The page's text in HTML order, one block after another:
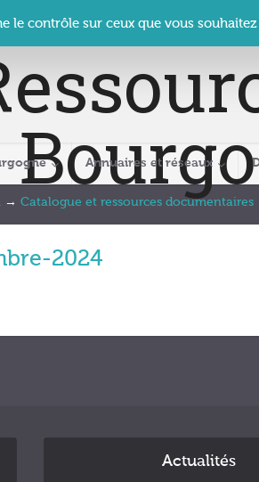
Le Clos des Présidents – 19-21 rue Coty – 21
Annuaires et réseaux
→ Catalogue et ressources documentaires
2024
Actualités
le contrôle sur ceux que vous